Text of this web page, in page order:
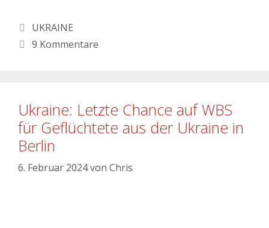
UKRAINE
9 Kommentare
Ukraine: Letzte Chance auf WBS
für Geflüchtete aus der Ukraine in
Berlin
6. Februar 2024von Chris